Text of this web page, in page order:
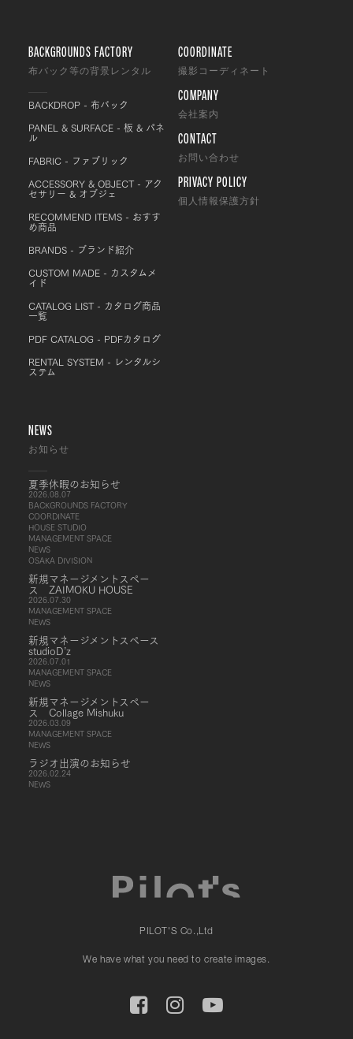
BACKGROUNDS FACTORY
布バック等の背景レンタル
BACKDROP - 布バック
PANEL & SURFACE - 板 & パネ
ル
FABRIC - ファブリック
ACCESSORY & OBJECT - アク
セサリー & オブジェ
RECOMMEND ITEMS - おすす
め商品
BRANDS - ブランド紹介
CUSTOM MADE - カスタムメ
イド
CATALOG LIST - カタログ商品
一覧
PDF CATALOG - PDFカタログ
RENTAL SYSTEM - レンタルシ
ステム
COORDINATE
撮影コーディネート
COMPANY
会社案内
CONTACT
お問い合わせ
PRIVACY POLICY
個人情報保護方針
NEWS
お知らせ
夏季休暇のお知らせ
2026.08.07
BACKGROUNDS FACTORY
COORDINATE
HOUSE STUDIO
MANAGEMENT SPACE
NEWS
OSAKA DIVISION
新規マネージメントスペー
ス ZAIMOKU HOUSE
2026.07.30
MANAGEMENT SPACE
NEWS
新規マネージメントスペース
studioD’z
2026.07.01
MANAGEMENT SPACE
NEWS
新規マネージメントスペー
ス Collage Mishuku
2026.03.09
MANAGEMENT SPACE
NEWS
ラジオ出演のお知らせ
2026.02.24
NEWS
PILOT'S Co.,Ltd
We have what you need to create images.